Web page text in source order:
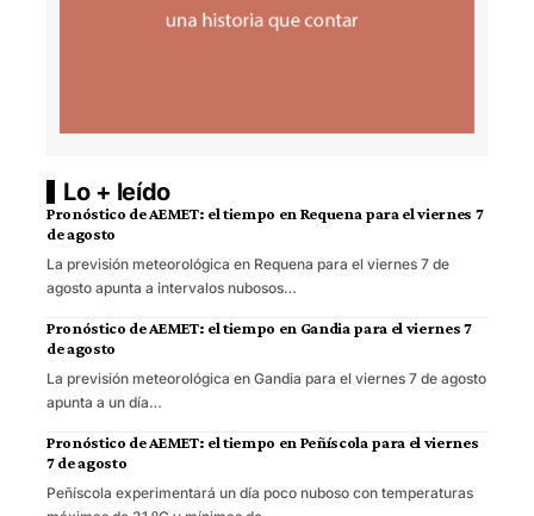
Lo + leído
Pronóstico de AEMET: el tiempo en Requena para el viernes 7
de agosto
La previsión meteorológica en Requena para el viernes 7 de
agosto apunta a intervalos nubosos…
Pronóstico de AEMET: el tiempo en Gandia para el viernes 7
de agosto
La previsión meteorológica en Gandia para el viernes 7 de agosto
apunta a un día…
Pronóstico de AEMET: el tiempo en Peñíscola para el viernes
7 de agosto
Peñíscola experimentará un día poco nuboso con temperaturas